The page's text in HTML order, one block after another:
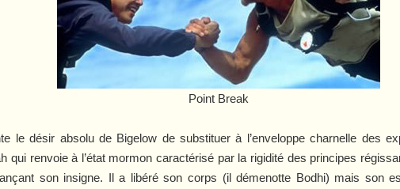
Point Break
le désir absolu de Bigelow de substituer à l’enveloppe charnelle des
qui renvoie à l’état mormon caractérisé par la rigidité des principes
son insigne. Il a libéré son corps (il démenotte Bodhi) mais son